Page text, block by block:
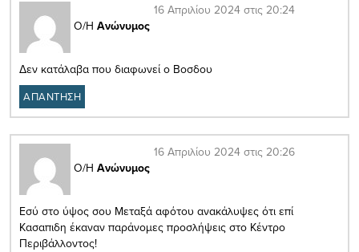
Ο/Η Ανώνυμος
16 Απριλίου 2024 στις 20:24
Δεν κατάλαβα που διαφωνεί ο Βοσδου
ΑΠΑΝΤΗΣΗ
Ο/Η Ανώνυμος
16 Απριλίου 2024 στις 20:26
Εσύ στο ύψος σου Μεταξά αφότου ανακάλυψες ότι επί
Κασαπιδη έκαναν παράνομες προσλήψεις στο Κέντρο
Περιβάλλοντος!